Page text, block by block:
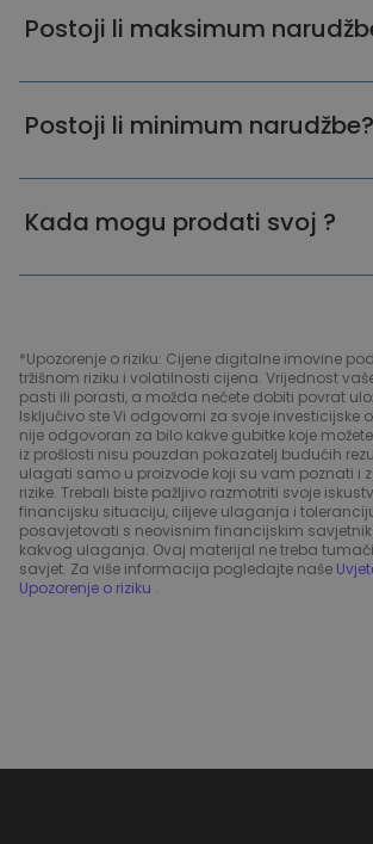
Postoji li maksimum
Postoji li minimum narudžbe?
Kada mogu prodati svoj ?
*Upozorenje o riziku: Cijene digitalne imovine
tržišnom riziku i volatilnosti cijena. Vrijednost
pasti ili porasti, a možda nećete dobiti povrat
Isključivo ste Vi odgovorni za svoje investicijske
nije odgovoran za bilo kakve gubitke koje
iz prošlosti nisu pouzdan pokazatelj budućih
ulagati samo u proizvode koji su vam poznati i
rizike. Trebali biste pažljivo razmotriti svoje
financijsku situaciju, ciljeve ulaganja i
posavjetovati s neovisnim financijskim
kakvog ulaganja. Ovaj materijal ne treba
savjet. Za više informacija pogledajte naše
Upozorenje o riziku .